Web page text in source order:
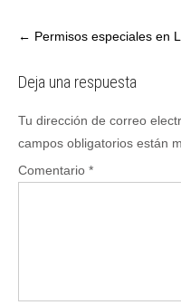
Post
← Permisos especiales en
Deja una respuesta
Tu dirección de correo
campos obligatorios están
Comentario *